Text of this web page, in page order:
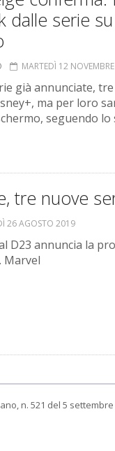
dalle serie
MARTEDÌ 12
già annunciate,
ma per loro
seguendo
tre nuove
26 AGOSTO 2019
D23 annuncia la
Marvel
n. 521 del 5 settembre